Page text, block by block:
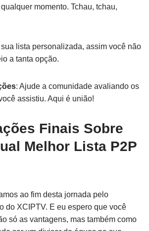
momento. Tchau, tchau,
sua lista personalizada, assim você não
a tanta opção.
: Ajude a comunidade avaliando os
assistiu. Aqui é união!
Finais Sobre
Melhor Lista P2P
ao fim desta jornada pelo
do XCIPTV. E eu espero que você
só as vantagens, mas também como